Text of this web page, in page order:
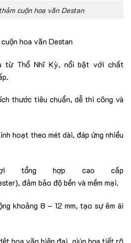
cuộn hoa văn Destan
hoa văn Destan
từ Thổ Nhĩ Kỳ, nổi bật với chất
thước tiêu chuẩn, dễ thi công và
hoạt theo mét dài, đáp ứng nhiều
tổng hợp cao cấp
đảm bảo độ bền và mềm mại.
khoảng 8 – 12 mm, tạo sự êm ái
hoa văn hiện đại, giúp họa tiết rõ